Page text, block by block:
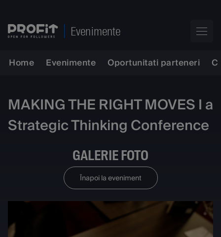
Evenimente
Home Evenimente Oportunitati parteneri
MAKING THE RIGHT MOVES I a
Strategic Thinking Conference
GALERIE FOTO
Înapoi la eveniment